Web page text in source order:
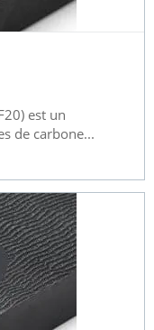
est un
de carbone...